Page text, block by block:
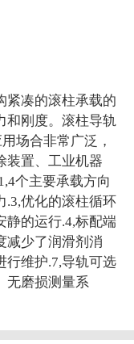
紧凑的滚柱承载的
和刚度。滚柱导轨
场合非常广泛，
装置、工业机器
个主要承载方向
.3,优化的滚柱循环
静的运行.4,标配端
减少了润滑剂消
行维护.7,导轨可选
无磨损测量系